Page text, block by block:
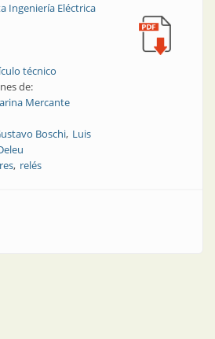
Ingeniería Eléctrica
técnico
de:
Mercante
Boschi Luis
relés
| Relé configurable para sistemas de